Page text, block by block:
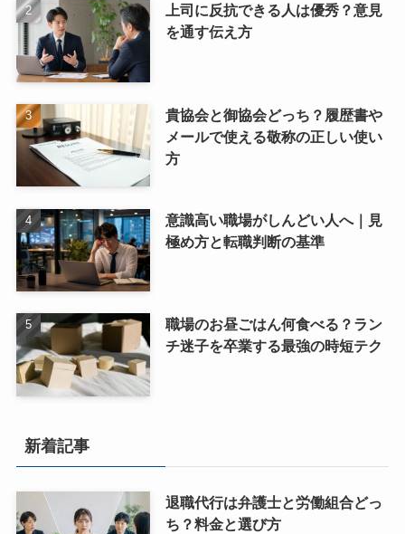
上司に反抗できる人は優秀？意見
を通す伝え方
貴協会と御協会どっち？履歴書や
メールで使える敬称の正しい使い
方
意識高い職場がしんどい人へ｜見
極め方と転職判断の基準
職場のお昼ごはん何食べる？ラン
チ迷子を卒業する最強の時短テク
新着記事
退職代行は弁護士と労働組合どっ
ち？料金と選び方